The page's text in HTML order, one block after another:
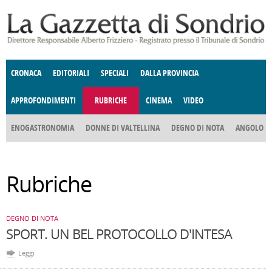
CRONACA EDITORIALI SPECIALI DALLA PROVINCIA
APPROFONDIMENTI
SOCIETÀ COSTUME ECONOMIA GIUSTIZIA TERRITORIO CULTURA
RUBRICHE
ENOGASTRONOMIA DONNE DI VALTELLINA DEGNO DI NOTA ANGOLO
CINEMA VIDEO
Rubriche
DEGNO DI NOTA
SPORT. UN BEL PROTOCOLLO D'INTESA
Leggi